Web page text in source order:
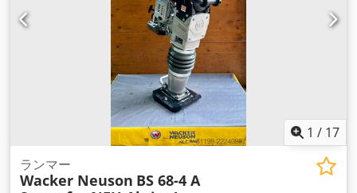
1 / 17
ランマー
Wacker Neuson BS 68-4 A